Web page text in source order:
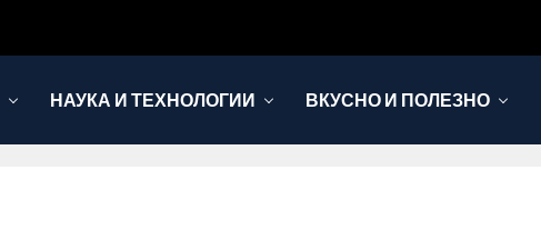
НАУКА И ТЕХНОЛОГИИ ВКУСНО И ПОЛЕЗНО